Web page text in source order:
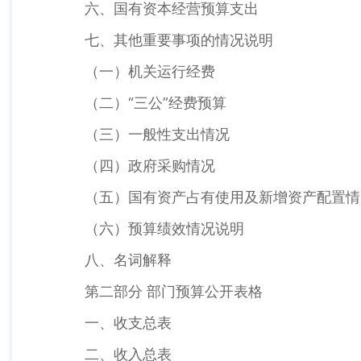
六、国有资本经营预算支出
七、其他重要事项的情况说明
（一）机关运行经费
（二）“三公”经费预算
（三）一般性支出情况
（四）政府采购情况
（五）国有资产占有使用及新增资产配置
（六）预算绩效情况说明
八、名词解释
第二部分 部门预算公开表格
一、收支总表
二、收入总表